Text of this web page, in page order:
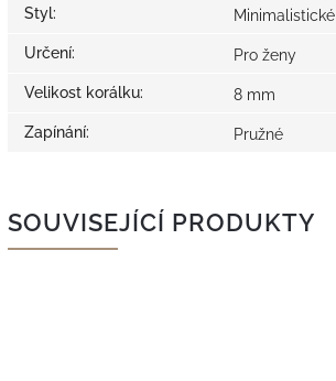
Styl: Minimalistické
Určení: Pro ženy
Velikost korálku: 8 mm
Zapínání: Pružné
SOUVISEJÍCÍ PRODUKTY